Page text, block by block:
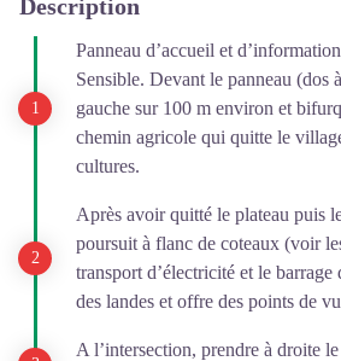
Description
Panneau d’accueil et
Sensible. Devant le panneau (dos
gauche sur 100 m environ et
chemin agricole qui quitte le
cultures.
Après avoir quitté le plateau puis
poursuit à flanc de coteaux (voir
transport d’électricité et le
des landes et offre des points de
A l’intersection, prendre à droite